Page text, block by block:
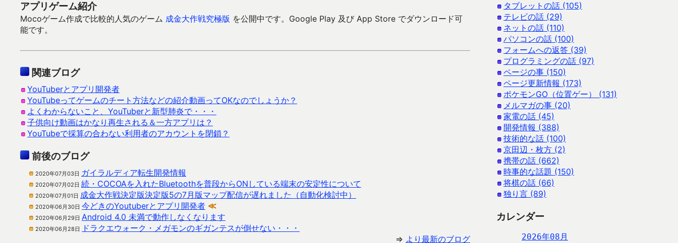
アプリゲーム紹介
Mocoゲーム作成で比較的人気のゲーム 成金大作戦究極版 を公開中です。Google Play 及び App Store でダウンロード可
能です。
関連ブログ
YouTuberとアプリ開発者
YouTubeってゲームのチート方法などの紹介動画ってOKなのでしょうか？
よくわからないこと、YouTuberと新型肺炎で・・・
子供向け動画はかなり再生される＆一方アプリは？
YouTubeで採算の合わない利用者のアカウントを閉鎖？
前後のブログ
2020年07月03日 ガイラルディア転生開発情報
2020年07月02日 続・COCOAを入れたBluetoothを普段からONしている端末の安定性について
2020年07月01日 成金大作戦決定版決定版5の7月版マップ配信が遅れました（自動化検討中）
2020年06月30日 今どきのYoutuberとアプリ開発者 ≪
2020年06月29日 Android 4.0 未満で動作しなくなります
2020年06月28日
ドラクエウォーク・メガモンのギガンテスが倒せない・・・
⇒ より最新のブログ
タブレットの話 (105)
テレビの話 (29)
ネットの話 (110)
パソコンの話 (100)
フォームへの返答 (39)
プログラミングの話 (97)
ページの事 (150)
ページ更新情報 (173)
ポケモンGO（位置ゲー） (131)
メルマガの事 (20)
家電の話 (45)
開発情報 (388)
技術的な話 (100)
京田辺・枚方 (2)
携帯の話 (662)
時事的な話題 (150)
将棋の話 (66)
独り言 (89)
カレンダー
2026年08月